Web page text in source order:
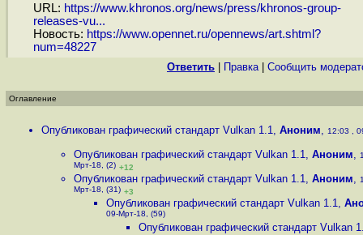
URL: https://www.khronos.org/news/press/khronos-group-
releases-vu...
Новость: https://www.opennet.ru/opennews/art.shtml?
num=48227
Ответить Правка| Cообщить
Оглавление
Опубликован графический стандарт Vulkan 1.1, Аноним, 12:03 ,
Опубликован графический стандарт Vulkan 1.1, Аноним,
Мрт-18, (2) +12
Опубликован графический стандарт Vulkan 1.1, Аноним,
Мрт-18, (31) +3
Опубликован графический стандарт Vulkan 1.1,
09-Мрт-18, (59)
Опубликован графический стандарт Vulkan